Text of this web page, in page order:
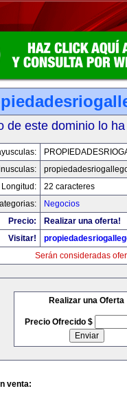
de este dominio lo
Longitud:
22 caracteres
Negocios
Precio:
Realizar una oferta!
Visitar!
Serán consideradas
Realizar una Oferta
Precio Ofrecido $
venta: